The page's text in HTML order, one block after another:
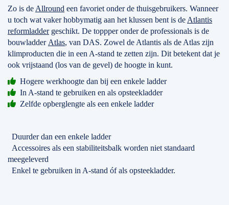
Zo is de Allround een favoriet onder de thuisgebruikers. Wanneer
u toch wat vaker hobbymatig aan het klussen bent is de Atlantis
reformladdergeschikt. De toppper onder de professionals is de
bouwladder Atlas, van DAS. Zowel de Atlantis als de Atlas zijn
klimproducten die in een A-stand te zetten zijn. Dit betekent dat je
ook vrijstaand (los van de gevel) de hoogte in kunt.
Hogere werkhoogte dan bij een enkele ladder
In A-stand te gebruiken en als opsteekladder
Zelfde opberglengte als een enkele ladder
Duurder dan een enkele ladder
Accessoires als een stabiliteitsbalk worden niet standaard
meegeleverd
Enkel te gebruiken in A-stand óf als opsteekladder.